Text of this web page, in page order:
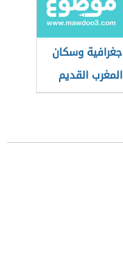
جغرافية وسكان
المغرب القديم